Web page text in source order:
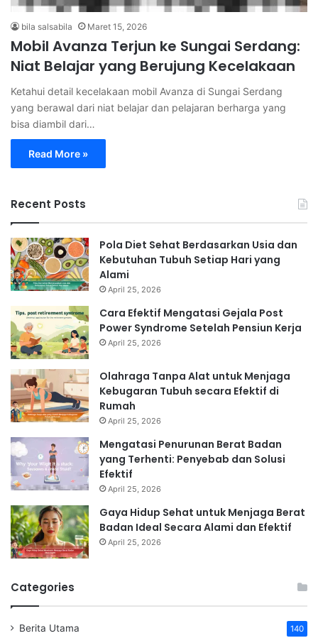
bila salsabila Maret 15, 2026
Mobil Avanza Terjun ke Sungai Serdang:
Niat Belajar yang Berujung Kecelakaan
Ketahui detail kecelakaan mobil Avanza di Sungai Serdang
yang berawal dari niat belajar dan pelajaran berharga yang
bisa diambil dari…
Read More »
Recent Posts
Pola Diet Sehat Berdasarkan Usia dan
Kebutuhan Tubuh Setiap Hari yang
Alami
April 25, 2026
Cara Efektif Mengatasi Gejala Post
Power Syndrome Setelah Pensiun Kerja
April 25, 2026
Olahraga Tanpa Alat untuk Menjaga
Kebugaran Tubuh secara Efektif di
Rumah
April 25, 2026
Mengatasi Penurunan Berat Badan
yang Terhenti: Penyebab dan Solusi
Efektif
April 25, 2026
Gaya Hidup Sehat untuk Menjaga Berat
Badan Ideal Secara Alami dan Efektif
April 25, 2026
Categories
Berita Utama 140